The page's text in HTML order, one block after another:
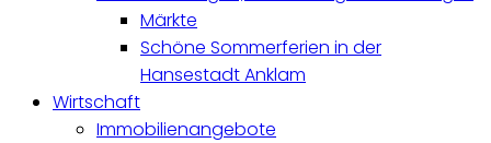
Märkte
Schöne Sommerferien in der
Hansestadt Anklam
Wirtschaft
Immobilienangebote